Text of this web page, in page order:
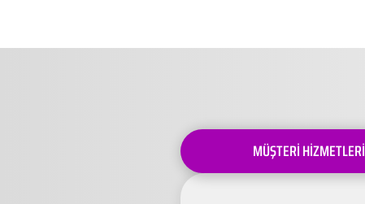
MÜŞTERİ HİZMETLERİ